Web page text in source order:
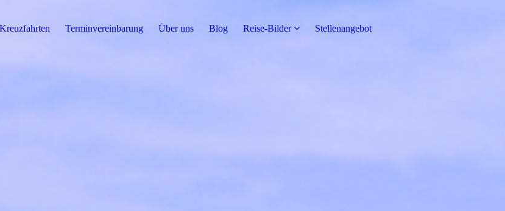
Kreuzfahrten Terminvereinbarung Über uns Blog Reise-Bilder Stellenangebot